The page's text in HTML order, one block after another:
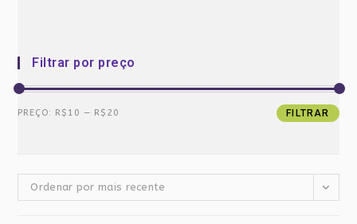
Filtrar por preço
Preço
Preço
FILTRAR
PREÇO: R$10 — R$20
Ordenar por mais recente